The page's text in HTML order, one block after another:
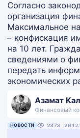
Согласно
организация
Максимальное
– конфискация
на 10 лет.
сведениями о
передать
экономических
Азамат
Финансовый
НОВОСТИ 2373